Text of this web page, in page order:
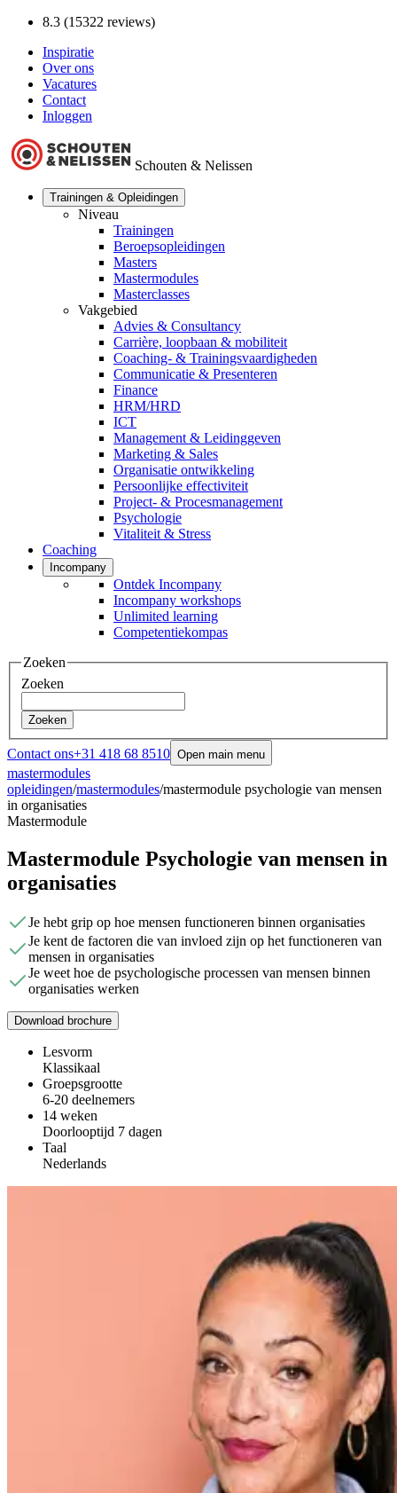
8.3 (15322 reviews)
Inspiratie
Over ons
Vacatures
Contact
Inloggen
Schouten & Nelissen
Trainingen & Opleidingen
Niveau
Trainingen
Beroepsopleidingen
Masters
Mastermodules
Masterclasses
Vakgebied
Advies & Consultancy
Carrière, loopbaan & mobiliteit
Coaching- & Trainingsvaardigheden
Communicatie & Presenteren
Finance
HRM/HRD
ICT
Management & Leidinggeven
Marketing & Sales
Organisatie ontwikkeling
Persoonlijke effectiviteit
Project- & Procesmanagement
Psychologie
Vitaliteit & Stress
Coaching
Incompany
Ontdek Incompany
Incompany workshops
Unlimited learning
Competentiekompas
Zoeken
Zoeken
Zoeken
Contact ons+31 418 68 8510 Open main menu
mastermodules
opleidingen/mastermodules/mastermodule psychologie van mensen
in organisaties
Mastermodule
Mastermodule Psychologie van mensen in
organisaties
Je hebt grip op hoe mensen functioneren binnen organisaties
Je kent de factoren die van invloed zijn op het functioneren van
mensen in organisaties
Je weet hoe de psychologische processen van mensen binnen
organisaties werken
Download brochure
Lesvorm
Klassikaal
Groepsgrootte
6-20 deelnemers
14 weken
Doorlooptijd 7 dagen
Taal
Nederlands